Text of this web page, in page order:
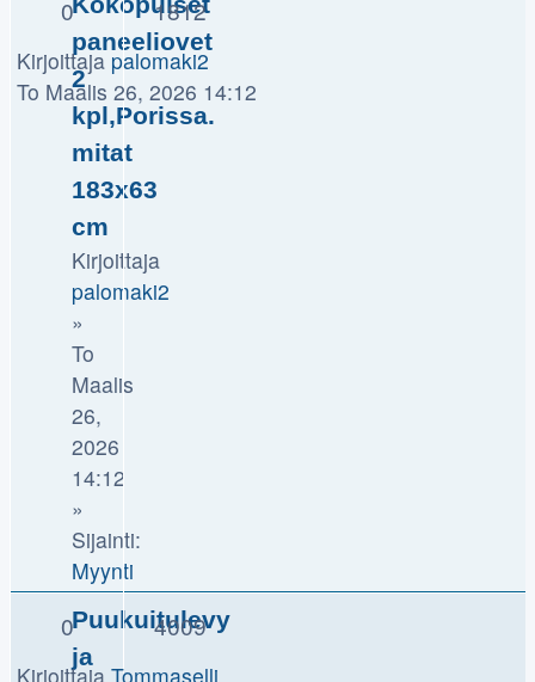
paneeliovet
2
kpl,Porissa.
mitat
183x63
cm
Kirjoittaja
palomaki2
»
To
Maalis
26,
2026
14:12
»
Sijainti:
Myynti
0 1812
Kirjoittajapalomaki2
To Maalis 26, 2026 14:12
Puukuitulevy
ja
0 4009
Kirjoittaja Tommaselli